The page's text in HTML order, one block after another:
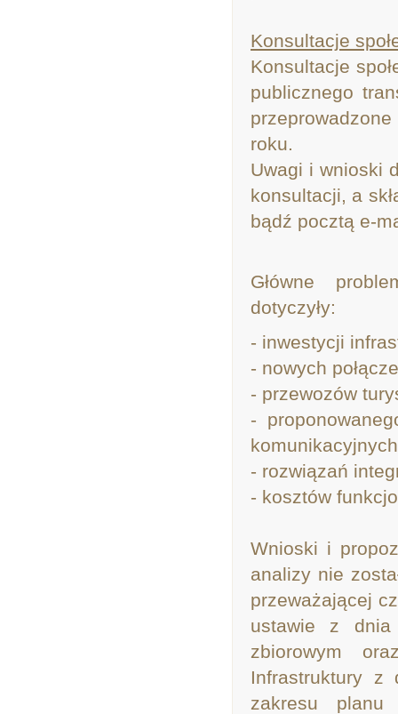
Konsultacje
Konsultacje
publicznego
roku.
Uwagi i wnioski
konsultacji, a
bądź pocztą e-
Główne
dotyczyły:
- inwestycji
- nowych
- przewozów
-
- rozwiązań
- kosztów
Wnioski i
analizy nie
przeważającej
ustawie z
zbiorowym
Infrastruktury z
zakresu planu